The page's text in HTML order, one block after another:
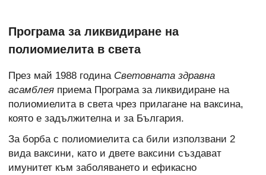
Програма за ликвидиране на
полиомиелита в света
През май 1988 година Световната здравна
асамблея приема Програма за ликвидиране на
полиомиелита в света чрез прилагане на ваксина,
която е задължителна и за България.
За борба с полиомиелита са били използвани 2
вида ваксини, като и двете ваксини създават
имунитет към заболяването и ефикасно